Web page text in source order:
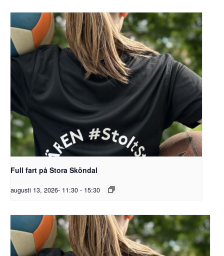
Full fart på Stora Sköndal
augusti 13, 2026- 11:30 - 15:30